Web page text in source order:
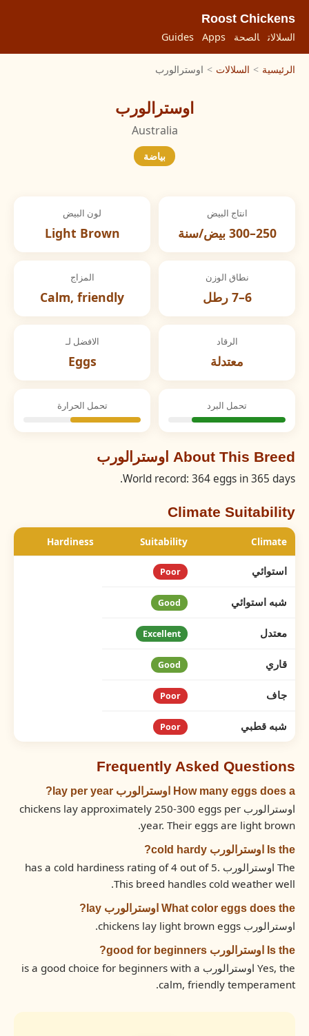
Roost Chickens
السلالات الصحة Guides Apps
الرئيسية > السلالات > اوسترالورب
اوسترالورب
Australia
بياضة
انتاج البيض
250–300 بيض/سنة
لون البيض
Light Brown
نطاق الوزن
6–7 رطل
المزاج
Calm, friendly
الرقاد
معتدلة
الافضل لـ
Eggs
تحمل البرد تحمل الحرارة
About This Breed اوسترالورب
World record: 364 eggs in 365 days.
Climate Suitability
Climate
Suitability
Hardiness
استوائي Poor
شبه استوائي Good
معتدل Excellent
قاري Good
جاف Poor
شبه قطبي Poor
Frequently Asked Questions
How many eggs does a اوسترالورب lay per year?
اوسترالورب chickens lay approximately 250-300 eggs per
year. Their eggs are light brown.
Is the اوسترالورب cold hardy?
The اوسترالورب has a cold hardiness rating of 4 out of 5.
This breed handles cold weather well.
What color eggs does the اوسترالورب lay?
اوسترالورب chickens lay light brown eggs.
Is the اوسترالورب good for beginners?
Yes, the اوسترالورب is a good choice for beginners with a
calm, friendly temperament.